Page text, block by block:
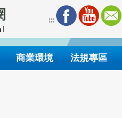
:::
商業環境 法規專區